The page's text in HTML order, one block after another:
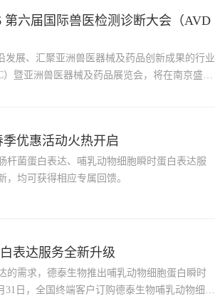
第六届国际兽医检测诊断大会（AVD
发展、汇聚亚洲兽医器械及药品创新成果的行业
暨亚洲兽医器械及药品展览会，将在南京盛大
优惠活动火热开启
杆菌蛋白表达、哺乳动物细胞瞬时蛋白表达服
均可获得相应专属回馈。
表达服务全新升级
的需求，德泰生物推出哺乳动物细胞蛋白瞬时
日，全国终端客户订购德泰生物哺乳动物细胞